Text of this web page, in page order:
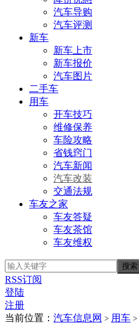
汽车导购
汽车评测
新车
新车上市
新车报价
汽车图片
二手车
用车
开车技巧
维修保养
车险攻略
省钱窍门
汽车新闻
汽车改装
交通法规
车友之家
车友答疑
车友茶馆
车友维权
RSS订阅
登陆
注册
当前位置： 汽车信息网 > 用车 >